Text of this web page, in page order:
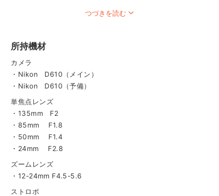
.
※※予約前に必ずプロフィールを読んでください。少々長いで
すがお願いします※※
（PCと携帯電話では見え方が少し違うため読み辛い事もある
かと思いますが何卒ご了承ください）
「思い出が詰まった一枚を、写真にしか残せないひととき
一生に一度の大切な瞬間を楽しい撮影の思い出と共に写真
に残しませんか？？
.
つづきを読む
所持機材
カメラ
・Nikon D610（メイン）
・Nikon D610（予備）
単焦点レンズ
・135mm F2
・85mm F1.8
・50mm F1.4
・24mm F2.8
ズームレンズ
・12-24mm F4.5-5.6
ストロボ